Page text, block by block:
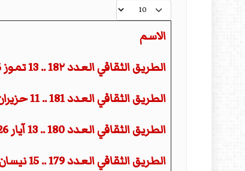
عدد الإظهارات:
المقالات
الاسم
الطريق الثقافي العدد 18٢ .. 13 تموز 2026
الطريق الثقافي العدد 181 .. 11 حزيران 2026
الطريق الثقافي العدد 180 .. 13 آيار 2026
الطريق الثقافي العدد 179 .. 15 نيسان 2026